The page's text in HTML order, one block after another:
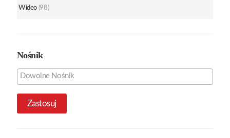
Wideo (98)
Nośnik
Zastosuj